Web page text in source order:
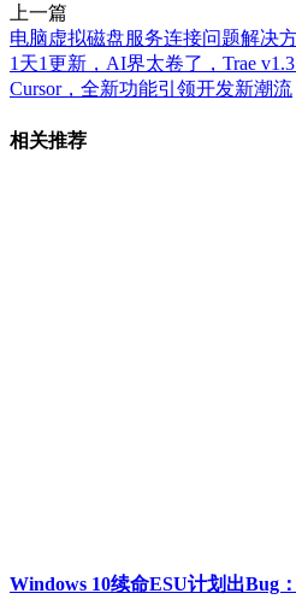
上一篇
电脑虚拟磁盘服务连接问题解决
1天1更新，AI界太卷了，Trae
Cursor，全新功能引领开发新潮流
相关推荐
Windows 10续命ESU计划出Bug